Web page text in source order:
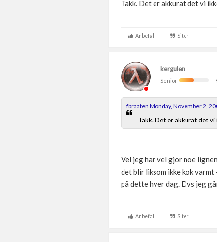
Takk. Det er akkurat det vi
Anbefal Siter
kergulen
Senior
fbraaten Monday, November 2,
Takk. Det er akkurat det
Vel jeg har vel gjor noe
det blir liksom ikke kok varmt
på dette hver dag. Dvs jeg
Anbefal Siter